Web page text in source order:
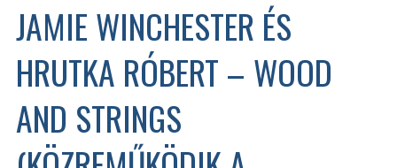
JAMIE WINCHESTER ÉS
HRUTKA RÓBERT – WOOD
AND STRINGS